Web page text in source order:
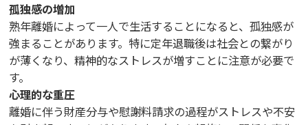
孤独感の増加
熟年離婚によって一人で生活することになると、孤独感が
強まることがあります。特に定年退職後は社会との繋がり
が薄くなり、精神的なストレスが増すことに注意が必要で
す。
心理的な重圧
離婚に伴う財産分与や慰謝料請求の過程がストレスや不安